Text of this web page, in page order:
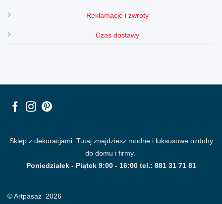
Reklamacje i zwroty
Czas dostawy
Sklep z dekoracjami. Tutaj znajdziesz modne i luksusowe ozdoby
do domu i firmy.
Poniedziałek - Piątek 9:00 - 16:00 tel.: 881 31 71 81
© Artpasaż 2026